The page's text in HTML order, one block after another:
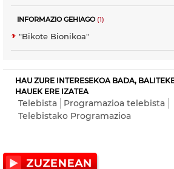
INFORMAZIO GEHIAGO(1)
"Bikote Bionikoa"
HAU ZURE INTERESEKOA BADA,
HAUEK ERE IZATEA
Telebista
Programazioa telebista
Telebistako Programazioa